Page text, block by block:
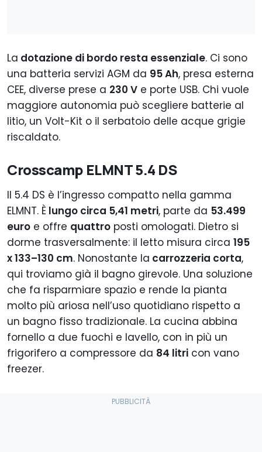
La dotazione di bordo resta essenziale. Ci sono
una batteria servizi AGM da 95 Ah, presa esterna
CEE, diverse prese a 230 V e porte USB. Chi vuole
maggiore autonomia può scegliere batterie al
litio, un Volt-Kit o il serbatoio delle acque grigie
riscaldato.
Crosscamp ELMNT 5.4 DS
Il 5.4 DS è l’ingresso compatto nella gamma
ELMNT. È lungo circa 5,41 metri, parte da 53.499
euro e offre quattro posti omologati. Dietro si
dorme trasversalmente: il letto misura circa 195
x 133–130 cm. Nonostante la carrozzeria corta,
qui troviamo già il bagno girevole. Una soluzione
che fa risparmiare spazio e rende la pianta
molto più ariosa nell’uso quotidiano rispetto a
un bagno fisso tradizionale. La cucina abbina
fornello a due fuochi e lavello, con in più un
frigorifero a compressore da 84 litri con vano
freezer.